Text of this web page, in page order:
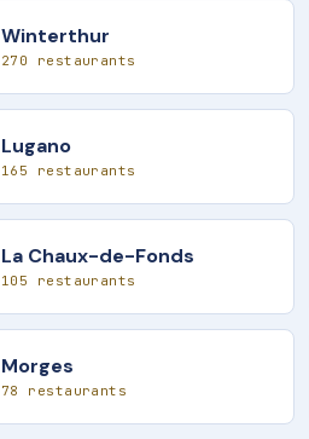
Winterthur
270 restaurants
Lugano
165 restaurants
La Chaux-de-Fonds
105 restaurants
Morges
78 restaurants